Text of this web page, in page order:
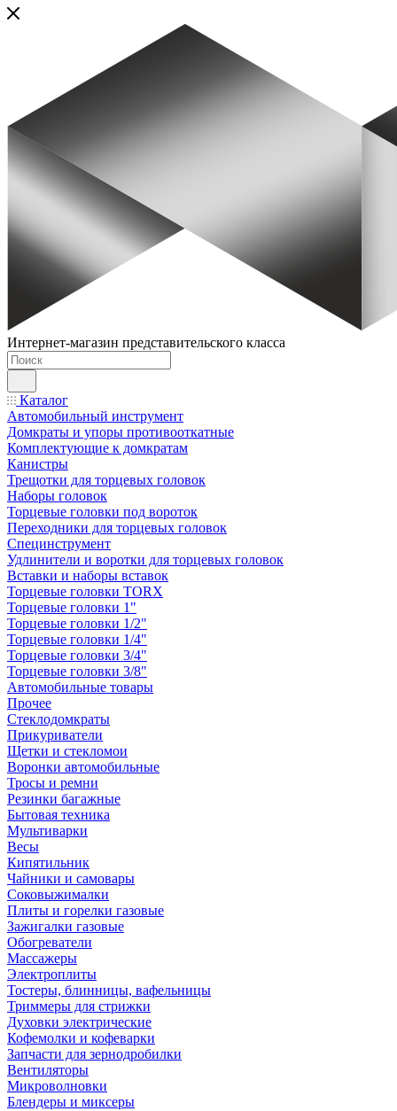
Интернет-магазин представительского класса
Каталог
Автомобильный инструмент
Домкраты и упоры противооткатные
Комплектующие к домкратам
Канистры
Трещотки для торцевых головок
Наборы головок
Торцевые головки под вороток
Переходники для торцевых головок
Специнструмент
Удлинители и воротки для торцевых головок
Вставки и наборы вставок
Торцевые головки TORX
Торцевые головки 1"
Торцевые головки 1/2"
Торцевые головки 1/4"
Торцевые головки 3/4"
Торцевые головки 3/8"
Автомобильные товары
Прочее
Стеклодомкраты
Прикуриватели
Щетки и стекломои
Воронки автомобильные
Тросы и ремни
Резинки багажные
Бытовая техника
Мультиварки
Весы
Кипятильник
Чайники и самовары
Соковыжималки
Плиты и горелки газовые
Зажигалки газовые
Обогреватели
Массажеры
Электроплиты
Тостеры, блинницы, вафельницы
Триммеры для стрижки
Духовки электрические
Кофемолки и кофеварки
Запчасти для зернодробилки
Вентиляторы
Микроволновки
Блендеры и миксеры